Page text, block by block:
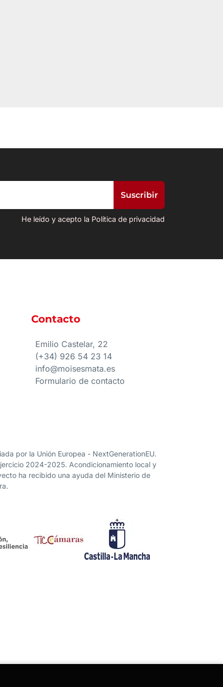
He leído y acepto la Política de privacidad
Contacto
Emilio Castelar, 22
(+34) 926 54 23 14
info@moisesmata.es
Formulario de contacto
por la Unión Europea - NextGenerationEU.
2024-2025. Acondicionamiento local y
ha recibido una ayuda del Ministerio de